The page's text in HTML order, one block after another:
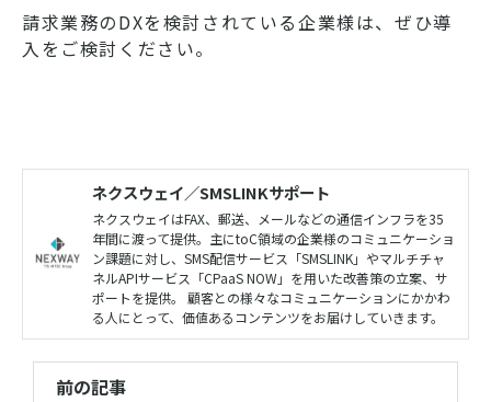
請求業務のDXを検討されている企業様は、ぜひ導
入をご検討ください。
ネクスウェイ／SMSLINKサポート
ネクスウェイはFAX、郵送、メールなどの通信インフラを35
年間に渡って提供。主にtoC領域の企業様のコミュニケーショ
ン課題に対し、SMS配信サービス「SMSLINK」やマルチチャ
ネルAPIサービス「CPaaS NOW」を用いた改善策の立案、サ
ポートを提供。 顧客との様々なコミュニケーションにかかわ
る人にとって、価値あるコンテンツをお届けしていきます。
前の記事